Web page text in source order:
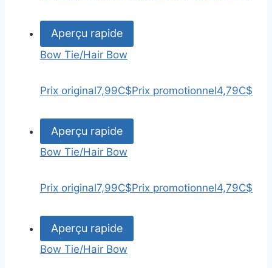
Aperçu rapide
Bow Tie/Hair Bow
Prix original7,99C$Prix promotionnel4,79C$
Aperçu rapide
Bow Tie/Hair Bow
Prix original7,99C$Prix promotionnel4,79C$
Aperçu rapide
Bow Tie/Hair Bow